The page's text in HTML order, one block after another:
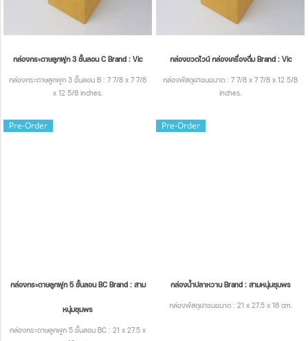
กล่องกระดาษลูกฟูก 3 ชั้นลอน C Brand : Vic
กล่องกระดาษลูกฟูก 3 ชั้นลอน B : 7 7/8 x 7 7/8
x 12 5/8 inches.
กล่องขวดไวน์ กล่องเครื่องดื่ม Brand : Vic
กล่องพัสดุฝาชนขนาด : 7 7/8 x 7 7/8 x 12 5/8
inches.
Pre-Order
กล่องกระดาษลูกฟูก 5 ชั้นลอน BC Brand : สาม
หนุ่มชุมพร
กล่องกระดาษลูกฟูก 5 ชั้นลอน BC : 21 x 27.5 x
Pre-Order
กล่องน้ำปลาหวาน Brand : สามหนุ่มชุมพร
กล่องพัสดุฝาชนขนาด : 21 x 27.5 x 18 cm.